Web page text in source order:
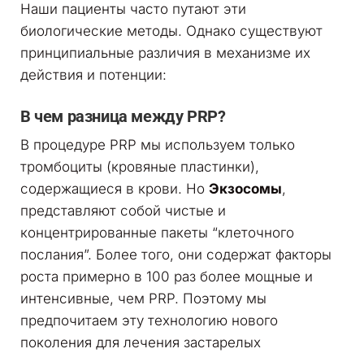
Наши пациенты часто путают эти
биологические методы. Однако существуют
принципиальные различия в механизме их
действия и потенции:
В чем разница между PRP?
В процедуре PRP мы используем только
тромбоциты (кровяные пластинки),
содержащиеся в крови. Но Экзосомы,
представляют собой чистые и
концентрированные пакеты “клеточного
послания”. Более того, они содержат факторы
роста примерно в 100 раз более мощные и
интенсивные, чем PRP. Поэтому мы
предпочитаем эту технологию нового
поколения для лечения застарелых